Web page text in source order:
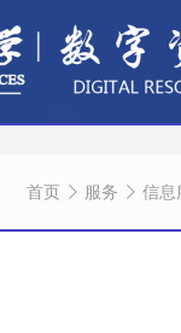
首页 服务 信息